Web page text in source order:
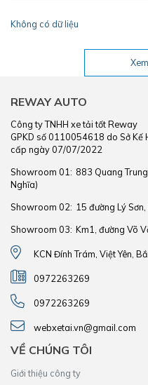
Không có dữ liệu
REWAY AUTO
Công ty TNHH xe tải tốt Reway
GPKD số 0110054618 do Sở Kế
cấp ngày 07/07/2022
Showroom 01: 883 Quang
Nghĩa)
Showroom 02: 15 đường Lý
Showroom 03: Km1, đường Võ
KCN Đính Trám, Việt Yên,
0972263269
0972263269
webxetai.vn@gmail.com
VỀ CHÚNG TÔI
Giới thiệu công ty